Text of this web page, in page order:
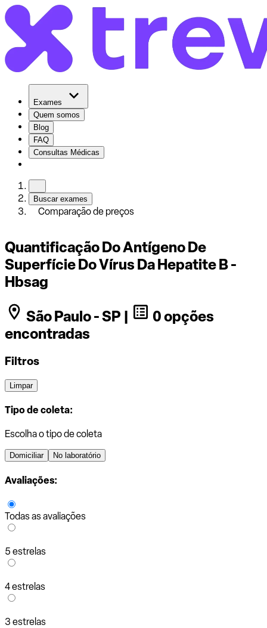
Exames
Quem somos
Blog
FAQ
Consultas Médicas
Buscar exames
Comparação de preços
Quantificação Do Antígeno De
Superfície Do Vírus Da Hepatite B -
Hbsag
São Paulo - SP |
0 opções
encontradas
Filtros
Limpar
Tipo de coleta:
Escolha o tipo de coleta
Domiciliar No laboratório
Avaliações:
Todas as avaliações
5 estrelas
4 estrelas
3 estrelas